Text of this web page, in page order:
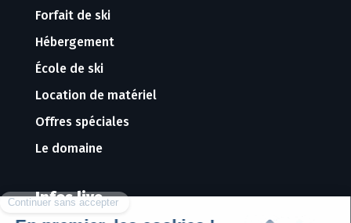
Forfait de ski
Hébergement
École de ski
Location de matériel
Offres spéciales
Le domaine
Infos live